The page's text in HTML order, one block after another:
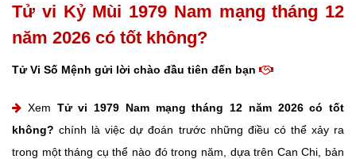
Tử vi Kỷ Mùi 1979 Nam mạng tháng 12
năm 2026 có tốt không?
Tử Vi Số Mệnh gửi lời chào đầu tiên đến bạn
Xem Tử vi 1979 Nam mạng tháng 12 năm 2026 có tốt
không? chính là việc dự đoán trước những điều có thể xảy ra
trong một tháng cụ thể nào đó trong năm, dựa trên Can Chi, bản